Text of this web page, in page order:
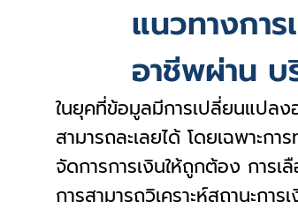
แนวทางกา
อาชีพผ่าน
ในยุคที่ข้อมูลมีการเปลี่ยนแปลง
สามารถละเลยได้ โดยเฉพาะกา
จัดการการเงินให้ถูกต้อง การ
การสามารถวิเคราะห์สถานะก